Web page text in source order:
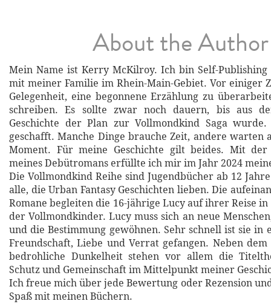
About the Author
Mein Name ist Kerry McKilroy. Ich bin Self-
mit meiner Familie im Rhein-Main-Gebiet. Vor einiger
Gelegenheit, eine begonnene Erzählung zu
schreiben. Es sollte zwar noch dauern, bis aus
Geschichte der Plan zur Vollmondkind Saga
geschafft. Manche Dinge brauche Zeit, andere warten
Moment. Für meine Geschichte gilt beides. Mit der
meines Debütromans erfüllte ich mir im Jahr 2024
Die Vollmondkind Reihe sind Jugendbücher ab 12
alle, die Urban Fantasy Geschichten lieben. Die
Romane begleiten die 16-jährige Lucy auf ihrer Reise
der Vollmondkinder. Lucy muss sich an neue
und die Bestimmung gewöhnen. Sehr schnell ist sie in
Freundschaft, Liebe und Verrat gefangen. Neben
bedrohliche Dunkelheit stehen vor allem die
Schutz und Gemeinschaft im Mittelpunkt meiner
Ich freue mich über jede Bewertung oder Rezension
Spaß mit meinen Büchern.